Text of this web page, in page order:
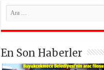
En Son Haberler